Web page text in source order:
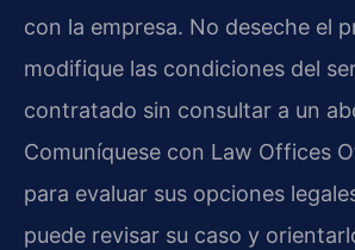
con la empresa. No deseche el
modifique las condiciones del
contratado sin consultar a un
Comuníquese con Law Offices
para evaluar sus opciones
puede revisar su caso y